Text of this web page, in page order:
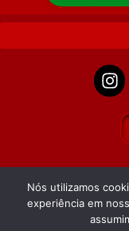
Nós utilizamos
experiência em